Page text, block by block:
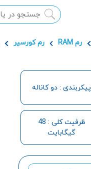
رم RAM رم کورسیر
پیکربندی : دو کاناله
ظرفیت کلی : 48
گیگابایت